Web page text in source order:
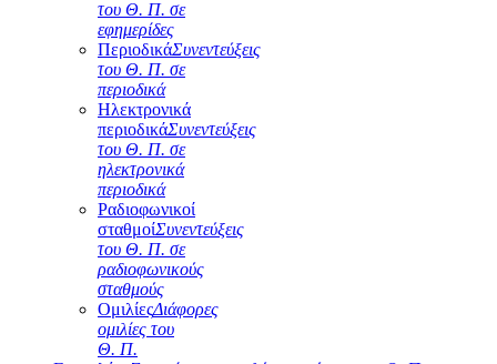
του Θ. Π. σε
εφημερίδες
ΠεριοδικάΣυνεντεύξεις
του Θ. Π. σε
περιοδικά
Ηλεκτρονικά
περιοδικάΣυνεντεύξεις
του Θ. Π. σε
ηλεκτρονικά
περιοδικά
Ραδιοφωνικοί
σταθμοίΣυνεντεύξεις
του Θ. Π. σε
ραδιοφωνικούς
σταθμούς
ΟμιλίεςΔιάφορες
ομιλίες του
Θ. Π.